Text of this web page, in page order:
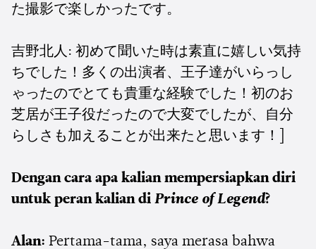
た撮影で楽しかったです。
吉野北人: 初めて聞いた時は素直に嬉しい気持
ちでした！ 多くの出演者、王子達がいらっし
ゃったのでとても貴重な経験でした！ 初のお
芝居が王子役だったので大変でしたが、自分
らしさも加えることが出来たと思います！
Dengan cara apa kalian mempersiapkan diri
untuk peran kalian di Prince of Legend?
Alan: Pertama-tama, saya merasa bahwa